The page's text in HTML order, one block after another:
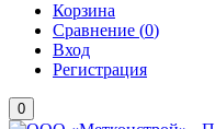
Корзина
Сравнение (0)
Вход
Регистрация
0